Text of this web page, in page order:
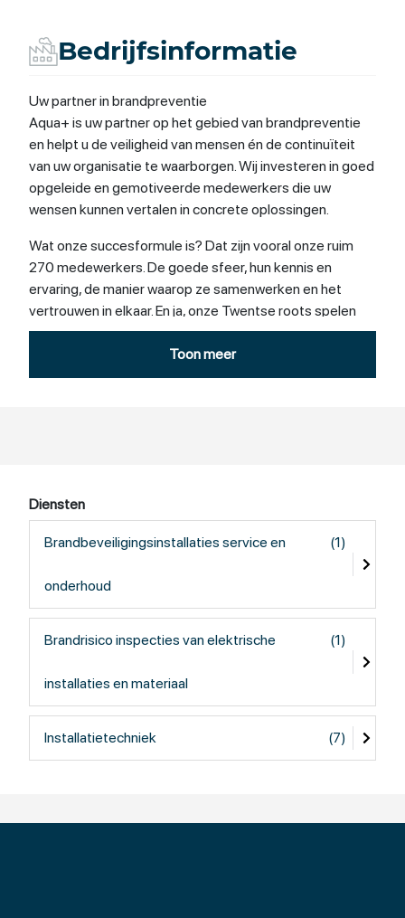
Bedrijfsinformatie
Uw partner in brandpreventie
Aqua+ is uw partner op het gebied van brandpreventie
en helpt u de veiligheid van mensen én de continuïteit
van uw organisatie te waarborgen. Wij investeren in goed
opgeleide en gemotiveerde medewerkers die uw
wensen kunnen vertalen in concrete oplossingen.
Wat onze succesformule is? Dat zijn vooral onze ruim
270 medewerkers. De goede sfeer, hun kennis en
ervaring, de manier waarop ze samenwerken en het
vertrouwen in elkaar. En ja, onze Twentse roots spelen
daarbij ook een rol. Ook volgen we de technische
ontwikkelingen op brandbeveiligheidsgebied op de voet.
Als het even kan lopen we daarmee in Nederland graag
Toon meer
Diensten
Brandbeveiligingsinstallaties service en
onderhoud
(1)
Brandrisico inspecties van elektrische
installaties en materiaal
(1)
Installatietechniek (7)